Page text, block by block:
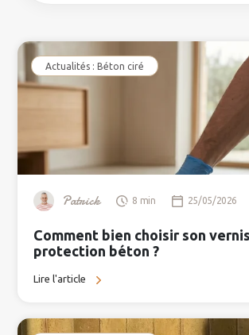
Actualités : Béton ciré
Patrick 8 min 25/05/2026
Comment bien choisir son
protection béton ?
Lire l'article